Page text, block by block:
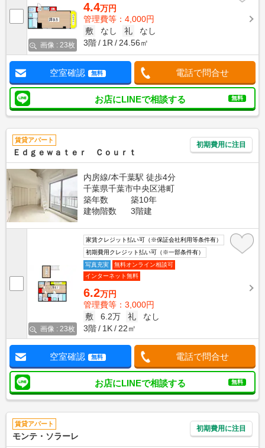
画像 : 23枚
4.4万円
管理費等：4,000円
敷
なし 礼
なし
3階
1R 24.56㎡
空室確認 無料 電話で問合せ
お店にLINEで相談する 無料
賃貸アパート
Ｅｄｇｅｗａｔｅｒ Ｃｏｕｒｔ
初期費用に注目
内房線/本千葉駅 徒歩4分
千葉県千葉市中央区港町
築年数
築10年
建物階数
3階建
画像 : 23枚
家賃クレジット払い可（※保証会社利用等条件有）
初期費用クレジット払い可（※一部条件有）
写真充実
無料オンライン相談可
インターネット無料
6.2万円
管理費等：3,000円
敷
6.2万 礼
なし
3階
1K 22㎡
空室確認 無料 電話で問合せ
お店にLINEで相談する 無料
賃貸アパート
モンテ・ソラーレ
初期費用に注目